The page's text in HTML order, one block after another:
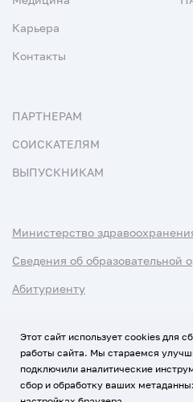
Карьера
Контакты
ПАРТНЕРАМ
СОИСКАТЕЛЯМ
ВЫПУСКНИКАМ
Министерство
Сведения об образовательной
Абитуриенту
Политика обработки персональных
Этот сайт использует cookies для
работы сайта. Мы стараемся
подключили аналитические
сбор и обработку ваших